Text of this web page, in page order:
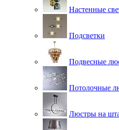
Настенные
Подсветки
Подвесные
Потолочные
Люстры на